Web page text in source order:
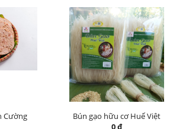
Cường
Bún gạo hữu cơ Huế Việt
0 đ